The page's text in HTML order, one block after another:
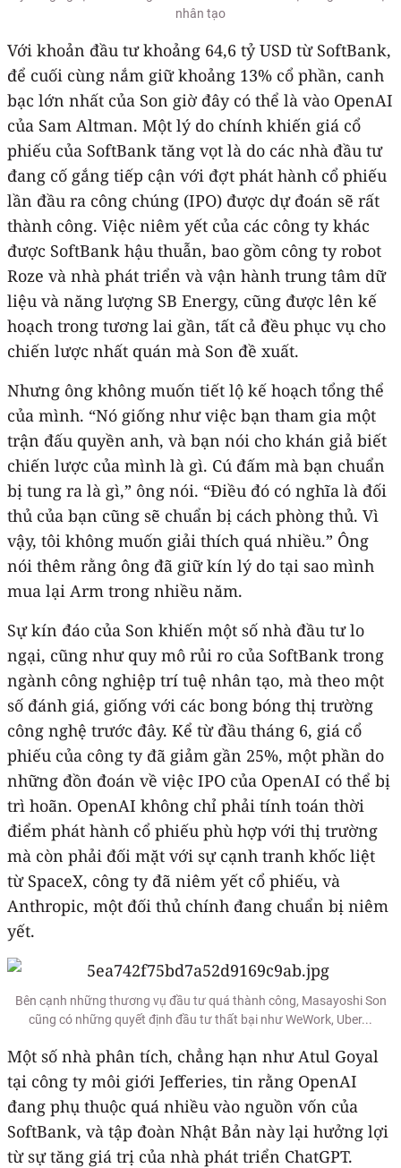
nhân tạo
Với khoản đầu tư khoảng 64,6 tỷ USD từ SoftBank,
để cuối cùng nắm giữ khoảng 13% cổ phần, canh
bạc lớn nhất của Son giờ đây có thể là vào OpenAI
của Sam Altman. Một lý do chính khiến giá cổ
phiếu của SoftBank tăng vọt là do các nhà đầu tư
đang cố gắng tiếp cận với đợt phát hành cổ phiếu
lần đầu ra công chúng (IPO) được dự đoán sẽ rất
thành công. Việc niêm yết của các công ty khác
được SoftBank hậu thuẫn, bao gồm công ty robot
Roze và nhà phát triển và vận hành trung tâm dữ
liệu và năng lượng SB Energy, cũng được lên kế
hoạch trong tương lai gần, tất cả đều phục vụ cho
chiến lược nhất quán mà Son đề xuất.
Nhưng ông không muốn tiết lộ kế hoạch tổng thể
của mình. “Nó giống như việc bạn tham gia một
trận đấu quyền anh, và bạn nói cho khán giả biết
chiến lược của mình là gì. Cú đấm mà bạn chuẩn
bị tung ra là gì,” ông nói. “Điều đó có nghĩa là đối
thủ của bạn cũng sẽ chuẩn bị cách phòng thủ. Vì
vậy, tôi không muốn giải thích quá nhiều.” Ông
nói thêm rằng ông đã giữ kín lý do tại sao mình
mua lại Arm trong nhiều năm.
Sự kín đáo của Son khiến một số nhà đầu tư lo
ngại, cũng như quy mô rủi ro của SoftBank trong
ngành công nghiệp trí tuệ nhân tạo, mà theo một
số đánh giá, giống với các bong bóng thị trường
công nghệ trước đây. Kể từ đầu tháng 6, giá cổ
phiếu của công ty đã giảm gần 25%, một phần do
những đồn đoán về việc IPO của OpenAI có thể bị
trì hoãn. OpenAI không chỉ phải tính toán thời
điểm phát hành cổ phiếu phù hợp với thị trường
mà còn phải đối mặt với sự cạnh tranh khốc liệt
từ SpaceX, công ty đã niêm yết cổ phiếu, và
Anthropic, một đối thủ chính đang chuẩn bị niêm
yết.
Bên cạnh những thương vụ đầu tư quá thành công, Masayoshi Son
cũng có những quyết định đầu tư thất bại như WeWork, Uber...
Một số nhà phân tích, chẳng hạn như Atul Goyal
tại công ty môi giới Jefferies, tin rằng OpenAI
đang phụ thuộc quá nhiều vào nguồn vốn của
SoftBank, và tập đoàn Nhật Bản này lại hưởng lợi
từ sự tăng giá trị của nhà phát triển ChatGPT.